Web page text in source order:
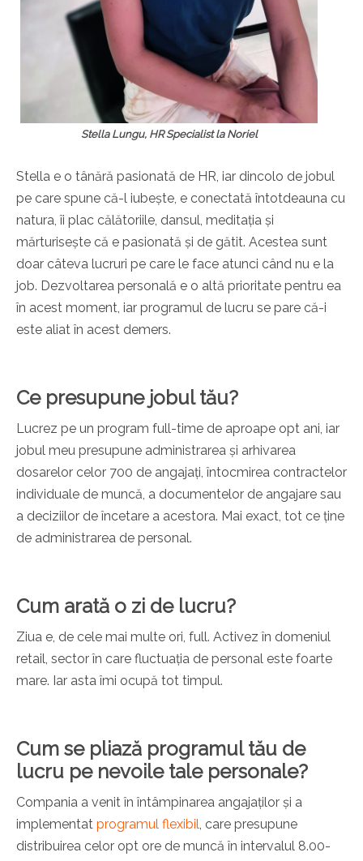
Stella Lungu, HR Specialist la Noriel
Stella e o tânără pasionată de HR, iar dincolo de jobul
pe care spune că-l iubește, e conectată întotdeauna cu
natura, îi plac călătoriile, dansul, meditația și
mărturisește că e pasionată și de gătit. Acestea sunt
doar câteva lucruri pe care le face atunci când nu e la
job. Dezvoltarea personală e o altă prioritate pentru ea
în acest moment, iar programul de lucru se pare că-i
este aliat în acest demers.
Ce presupune jobul tău?
Lucrez pe un program full-time de aproape opt ani, iar
jobul meu presupune administrarea și arhivarea
dosarelor celor 700 de angajați, întocmirea contractelor
individuale de muncă, a documentelor de angajare sau
a deciziilor de încetare a acestora. Mai exact, tot ce ține
de administrarea de personal.
Cum arată o zi de lucru?
Ziua e, de cele mai multe ori, full. Activez în domeniul
retail, sector în care fluctuația de personal este foarte
mare. Iar asta îmi ocupă tot timpul.
Cum se pliază programul tău de
lucru pe nevoile tale personale?
Compania a venit în întâmpinarea angajaților și a
implementat programul flexibil , care presupune
distribuirea celor opt ore de muncă în intervalul 8.00-